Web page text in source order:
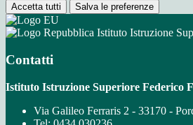
Accetta tutti Salva le preferenze
Istituto Istruzione
Contatti
Istituto Istruzione Superiore Federico
Via Galileo Ferraris 2 - 33170 -